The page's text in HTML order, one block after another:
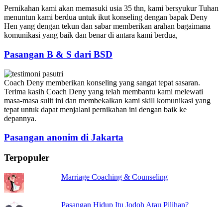
Pernikahan kami akan memasuki usia 35 thn, kami bersyukur Tuhan
menuntun kami berdua untuk ikut konseling dengan bapak Deny
Hen yang dengan tekun dan sabar memberikan arahan bagaimana
komunikasi yang baik dan benar di antara kami berdua,
Pasangan B & S dari BSD
Coach Deny memberikan konseling yang sangat tepat sasaran.
Terima kasih Coach Deny yang telah membantu kami melewati
masa-masa sulit ini dan membekalkan kami skill komunikasi yang
tepat untuk dapat menjalani pernikahan ini dengan baik ke
depannya.
Pasangan anonim di Jakarta
Terpopuler
Marriage Coaching & Counseling
Pasangan Hidup Itu Jodoh Atau Pilihan?